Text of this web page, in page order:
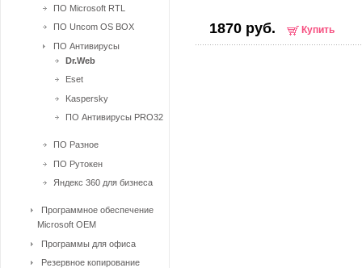
1870 руб. Купить
ПО Microsoft RTL
ПО Uncom OS BOX
ПО Антивирусы
Dr.Web
Eset
Kaspersky
ПО Антивирусы PRO32
ПО Разное
ПО Рутокен
Яндекс 360 для бизнеса
Программное обеспечение
Microsoft OEM
Программы для офиса
Резервное копирование